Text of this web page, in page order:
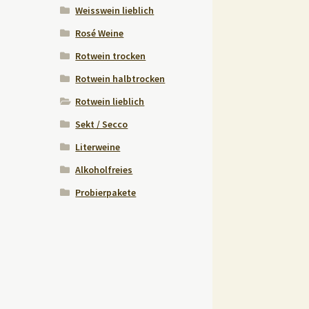
Weisswein lieblich
Rosé Weine
Rotwein trocken
Rotwein halbtrocken
Rotwein lieblich
Sekt / Secco
Literweine
Alkoholfreies
Probierpakete